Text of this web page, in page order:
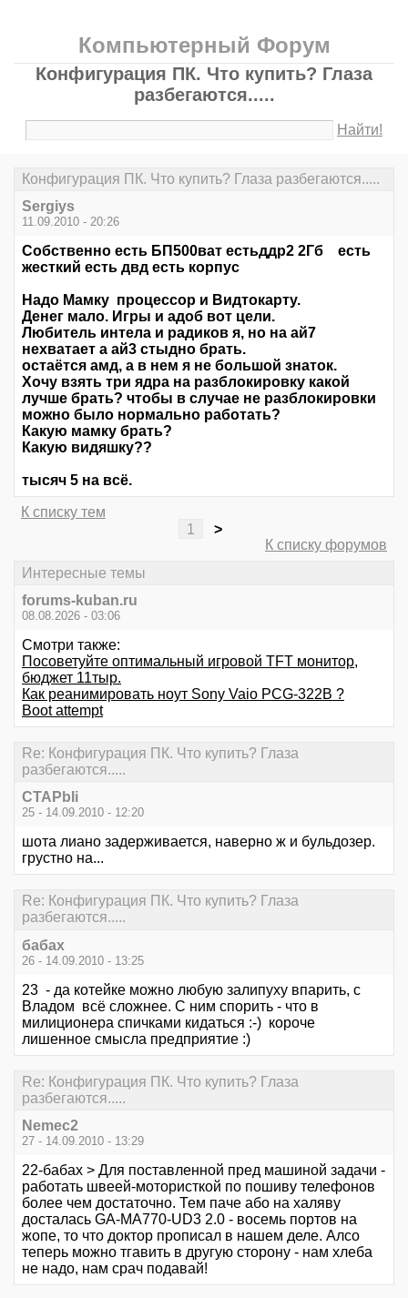
Компьютерный Форум
Конфигурация ПК. Что купить? Глаза
разбегаются.....
Найти!
Конфигурация ПК. Что купить? Глаза разбегаются.....
Sergiys
11.09.2010 - 20:26
Собственно есть БП500ват естьддр2 2Гб есть
жесткий есть двд есть корпус
Надо Мамку процессор и Видтокарту.
Денег мало. Игры и адоб вот цели.
Любитель интела и радиков я, но на ай7
нехватает а ай3 стыдно брать.
остаётся амд, а в нем я не большой знаток.
Хочу взять три ядра на разблокировку какой
лучше брать? чтобы в случае не разблокировки
можно было нормально работать?
Какую мамку брать?
Какую видяшку??
тысяч 5 на всё.
К списку тем
1
>
К списку форумов
Интересные темы
forums-kuban.ru
08.08.2026 - 03:06
Смотри также:
Посоветуйте оптимальный игровой TFT монитор,
бюджет 11тыр.
Как реанимировать ноут Sony Vaio PCG-322B ?
Boot attempt
Re: Конфигурация ПК. Что купить? Глаза
разбегаются.....
CTAPbIi
25 - 14.09.2010 - 12:20
шота лиано задерживается, наверно ж и бульдозер.
грустно на...
Re: Конфигурация ПК. Что купить? Глаза
разбегаются.....
бабах
26 - 14.09.2010 - 13:25
23 - да котейке можно любую залипуху впарить, с
Владом всё сложнее. С ним спорить - что в
милиционера спичками кидаться :-) короче
лишенное смысла предприятие :)
Re: Конфигурация ПК. Что купить? Глаза
разбегаются.....
Nemec2
27 - 14.09.2010 - 13:29
22-бабах > Для поставленной пред машиной задачи -
работать швеей-мотористкой по пошиву телефонов
более чем достаточно. Тем паче або на халяву
досталась GA-MA770-UD3 2.0 - восемь портов на
жопе, то что доктор прописал в нашем деле. Алсо
теперь можно тгавить в другую сторону - нам хлеба
не надо, нам срач подавай!